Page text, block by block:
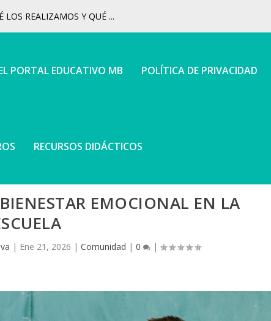
LOS REALIZAMOS Y QUÉ ...
PORTAL EDUCATIVO MB POLÍTICA DE PRIVACIDAD
RECURSOS DIDÁCTICOS
EMOCIONAL EN LA
| Ene 21, 2026 |Comunidad |0 |